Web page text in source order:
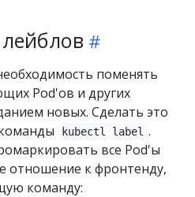
поменять
Pod'ов и других
новых. Сделать это
kubectl label .
все Pod'ы
отношение к фронтенду,
команду: